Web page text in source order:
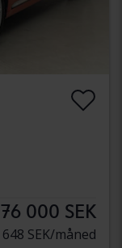
76 000 SEK
648 SEK/måned